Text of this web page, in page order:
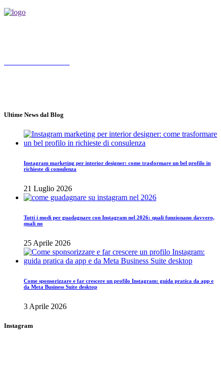
Ultime News dal Blog
Instagram marketing per interior designer: come trasformare un bel profilo in
richieste di consulenza
21 Luglio 2026
Tutti i modi per guadagnare con Instagram nel 2026: quali funzionano davvero,
quali no
25 Aprile 2026
Come sponsorizzare e far crescere un profilo Instagram: guida pratica da app e
da Meta Business Suite desktop
3 Aprile 2026
Instagram